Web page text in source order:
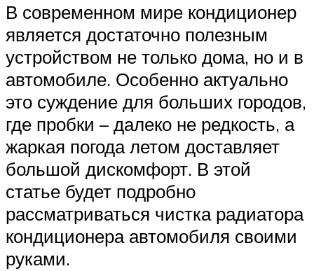
В современном мире кондиционер
является достаточно полезным
устройством не только дома, но и в
автомобиле. Особенно актуально
это суждение для больших городов,
где пробки – далеко не редкость, а
жаркая погода летом доставляет
большой дискомфорт. В этой
статье будет подробно
рассматриваться чистка радиатора
кондиционера автомобиля своими
руками.